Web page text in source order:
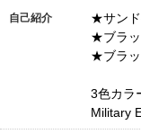
自己紹介
★サンド
★ブラッ
★ブラッ
3色カラ
Military